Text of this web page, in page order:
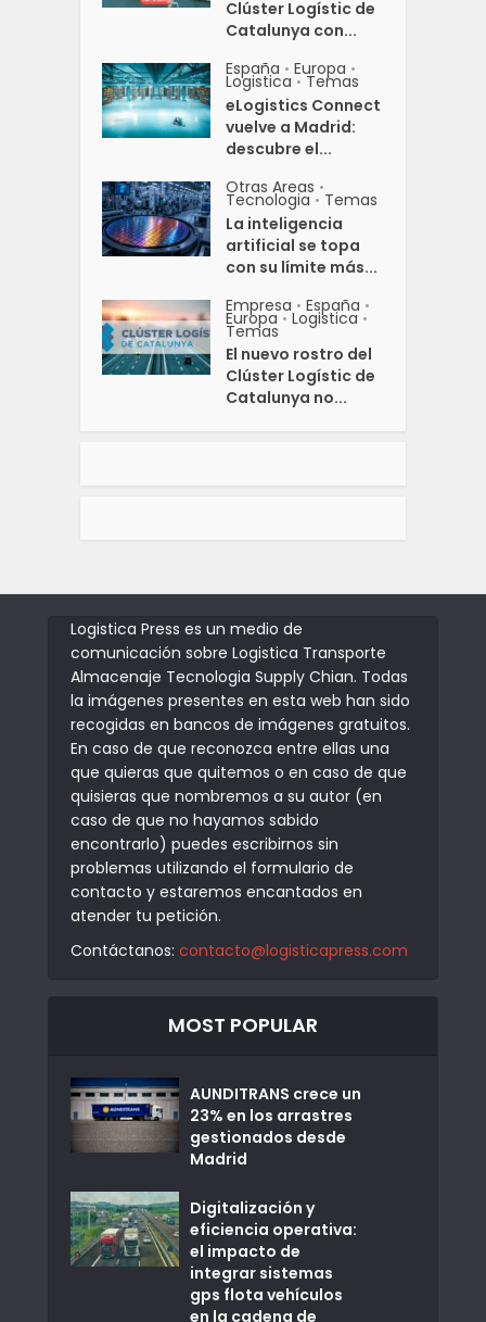
Clúster Logístic de
Catalunya con...
España • Europa •
Logistica • Temas
eLogistics Connect
vuelve a Madrid:
descubre el...
Otras Areas •
Tecnologia • Temas
La inteligencia
artificial se topa
con su límite más...
Empresa • España •
Europa • Logistica •
Temas
El nuevo rostro del
Clúster Logístic de
Catalunya no...
Logistica Press es un medio de
comunicación sobre Logistica Transporte
Almacenaje Tecnologia Supply Chian. Todas
la imágenes presentes en esta web han sido
recogidas en bancos de imágenes gratuitos.
En caso de que reconozca entre ellas una
que quieras que quitemos o en caso de que
quisieras que nombremos a su autor (en
caso de que no hayamos sabido
encontrarlo) puedes escribirnos sin
problemas utilizando el formulario de
contacto y estaremos encantados en
atender tu petición.
Contáctanos: contacto@logisticapress.com
MOST POPULAR
AUNDITRANS crece un
23% en los arrastres
gestionados desde
Madrid
Digitalización y
eficiencia operativa:
el impacto de
integrar sistemas
gps flota vehículos
en la cadena de